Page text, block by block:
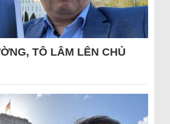
TÔ LÂM LÊN CHỦ